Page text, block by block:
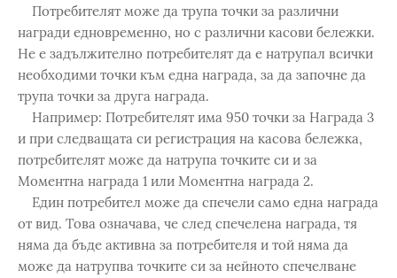
Потребителят може да трупа точки за различни
награди едновременно, но с различни касови бележки.
Не е задължително потребителят да е натрупал всички
необходими точки към една награда, за да започне да
трупа точки за друга награда.
Например: Потребителят има 950 точки за Награда 3
и при следващата си регистрация на касова бележка,
потребителят може да натрупа точките си и за
Моментна награда 1 или Моментна награда 2.
Един потребител може да спечели само една награда
от вид. Това означава, че след спечелена награда, тя
няма да бъде активна за потребителя и той няма да
може да натрупва точките си за нейното спечелване